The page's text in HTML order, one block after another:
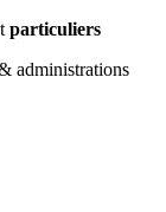
particuliers
administrations